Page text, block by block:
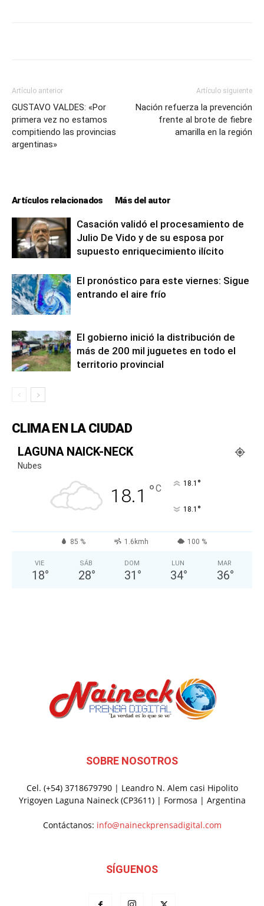
Artículo anterior
GUSTAVO VALDES: «Por
primera vez no estamos
compitiendo las provincias
argentinas»
Artículo siguiente
Nación refuerza la prevención
frente al brote de fiebre
amarilla en la región
Artículos relacionados Más del autor
Casación validó el procesamiento de
Julio De Vido y de su esposa por
supuesto enriquecimiento ilícito
El pronóstico para este viernes: Sigue
entrando el aire frío
El gobierno inició la distribución de
más de 200 mil juguetes en todo el
territorio provincial
CLIMA EN LA CIUDAD
LAGUNA NAICK-NECK
Nubes
18.1 °C 18.1 °
18.1 °
85 % 1.6kmh 100 %
VIE
18°
SÁB
28°
DOM
31 °
LUN
34°
MAR
36°
SOBRE NOSOTROS
Cel. (+54) 3718679790 | Leandro N. Alem casi Hipolito
Yrigoyen Laguna Naineck (CP3611) | Formosa | Argentina
Contáctanos: info@naineckprensadigital.com
SÍGUENOS